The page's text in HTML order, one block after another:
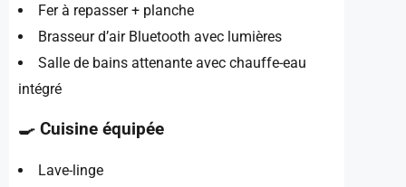
Fer à repasser + planche
Brasseur d’air Bluetooth avec lumières
Salle de bains attenante avec chauffe-eau
intégré
🍳 Cuisine équipée
Lave-linge